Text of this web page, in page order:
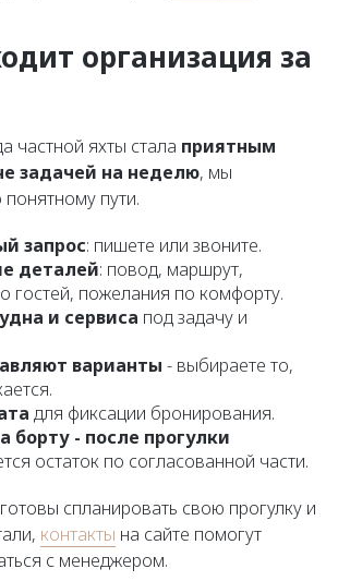
организация за
частной яхты стала приятным
задачей на неделю, мы
пути.
запрос: пишете или звоните.
деталей: повод, маршрут,
гостей, пожелания по комфорту.
и сервиса под задачу и
варианты - выбираете то,
для фиксации бронирования.
борту - после прогулки
остаток по согласованной части.
спланировать свою прогулку и
контакты на сайте помогут
с менеджером.